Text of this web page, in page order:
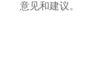
意见和建议。